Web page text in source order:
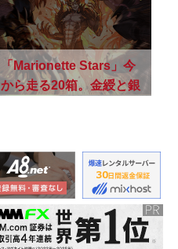
「Marionette Stars」今
から走る20箱。金綬と銀